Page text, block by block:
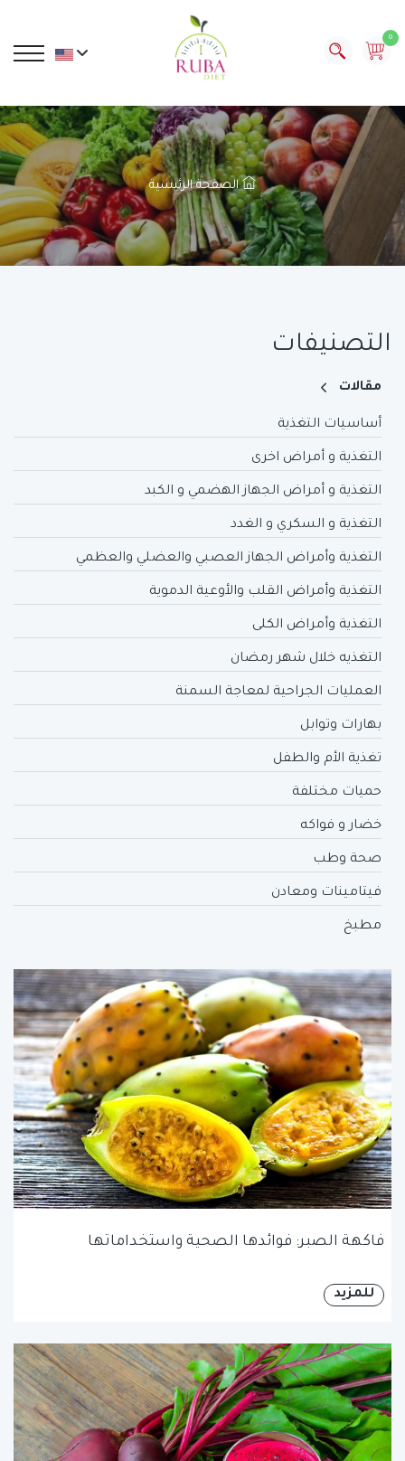
0
الصفحة الرئيسية
التصنيفات
مقالات
أساسيات التغذية
التغذية و أمراض اخرى
التغذية و أمراض الجهاز الهضمي و الكبد
التغذية و السكري و الغدد
التغذية وأمراض الجهاز العصبي والعضلي والعظمي
التغذية وأمراض القلب والأوعية الدموية
التغذية وأمراض الكلى
التغذيه خلال شهر رمضان
العمليات الجراحية لمعاجة السمنة
بهارات وتوابل
تغذية الأم والطفل
حميات مختلفة
خضار و فواكه
صحة وطب
فيتامينات ومعادن
مطبخ
فاكهة الصبر: فوائدها الصحية واستخداماتها
للمزيد